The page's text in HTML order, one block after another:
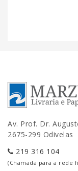
Av. Prof. Dr.
2675-299 Odivelas
219 316 104
(Chamada para a rede